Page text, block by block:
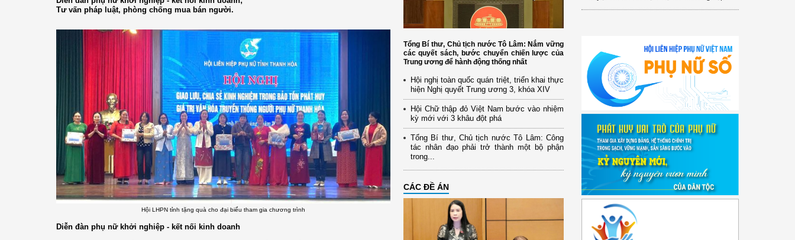
Tư vấn pháp luật, phòng chống mua bán người.
Hội LHPN tỉnh tặng quà cho đại biểu tham gia chương trình
Diễn đàn phụ nữ khởi nghiệp - kết nối kinh doanh
Tổng Bí thư, Chủ tịch nước Tô Lâm: Nắm vững
các quyết sách, bước chuyển chiến lược của
Trung ương để hành động thống nhất
Hội nghị toàn quốc quán triệt, triển khai thực
hiện Nghị quyết Trung ương 3, khóa XIV
Hội Chữ thập đỏ Việt Nam bước vào nhiệm
kỳ mới với 3 khâu đột phá
Tổng Bí thư, Chủ tịch nước Tô Lâm: Công
tác nhân đạo phải trở thành một bộ phận
trong...
CÁC ĐỀ ÁN